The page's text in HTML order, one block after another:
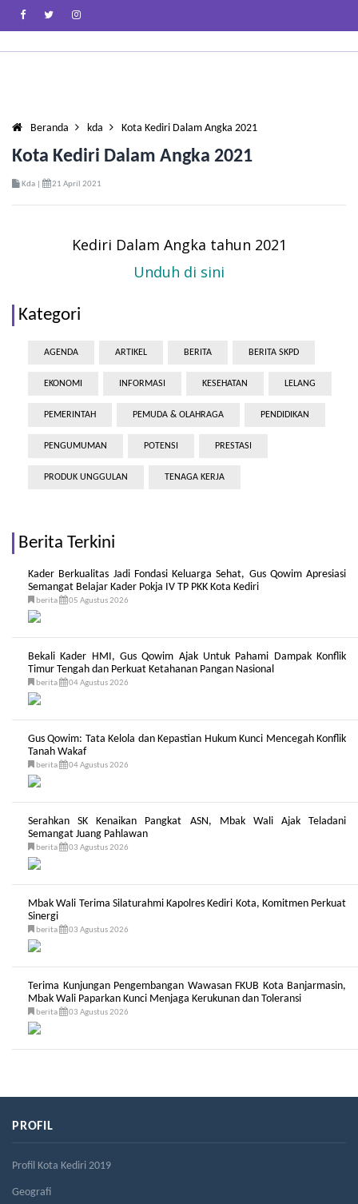
Beranda kda Kota Kediri Dalam Angka 2021
Kota Kediri Dalam Angka 2021
Kda | 21 April 2021
Kediri Dalam Angka tahun 2021
Unduh di sini
Kategori
AGENDA ARTIKEL BERITA BERITA SKPD
EKONOMI INFORMASI KESEHATAN LELANG
PEMERINTAH PEMUDA & OLAHRAGA PENDIDIKAN
PENGUMUMAN POTENSI PRESTASI
PRODUK UNGGULAN TENAGA KERJA
Berita Terkini
Kader Berkualitas Jadi Fondasi Keluarga Sehat, Gus Qowim Apresiasi
Semangat Belajar Kader Pokja IV TP PKK Kota Kediri
berita 05 Agustus 2026
Bekali Kader HMI, Gus Qowim Ajak Untuk Pahami Dampak Konflik
Timur Tengah dan Perkuat Ketahanan Pangan Nasional
berita 04 Agustus 2026
Gus Qowim: Tata Kelola dan Kepastian Hukum Kunci Mencegah Konflik
Tanah Wakaf
berita 04 Agustus 2026
Serahkan SK Kenaikan Pangkat ASN, Mbak Wali Ajak Teladani
Semangat Juang Pahlawan
berita 03 Agustus 2026
Mbak Wali Terima Silaturahmi Kapolres Kediri Kota, Komitmen Perkuat
Sinergi
berita 03 Agustus 2026
Terima Kunjungan Pengembangan Wawasan FKUB Kota Banjarmasin,
Mbak Wali Paparkan Kunci Menjaga Kerukunan dan Toleransi
berita 03 Agustus 2026
PROFIL
Profil Kota Kediri 2019
Geografi